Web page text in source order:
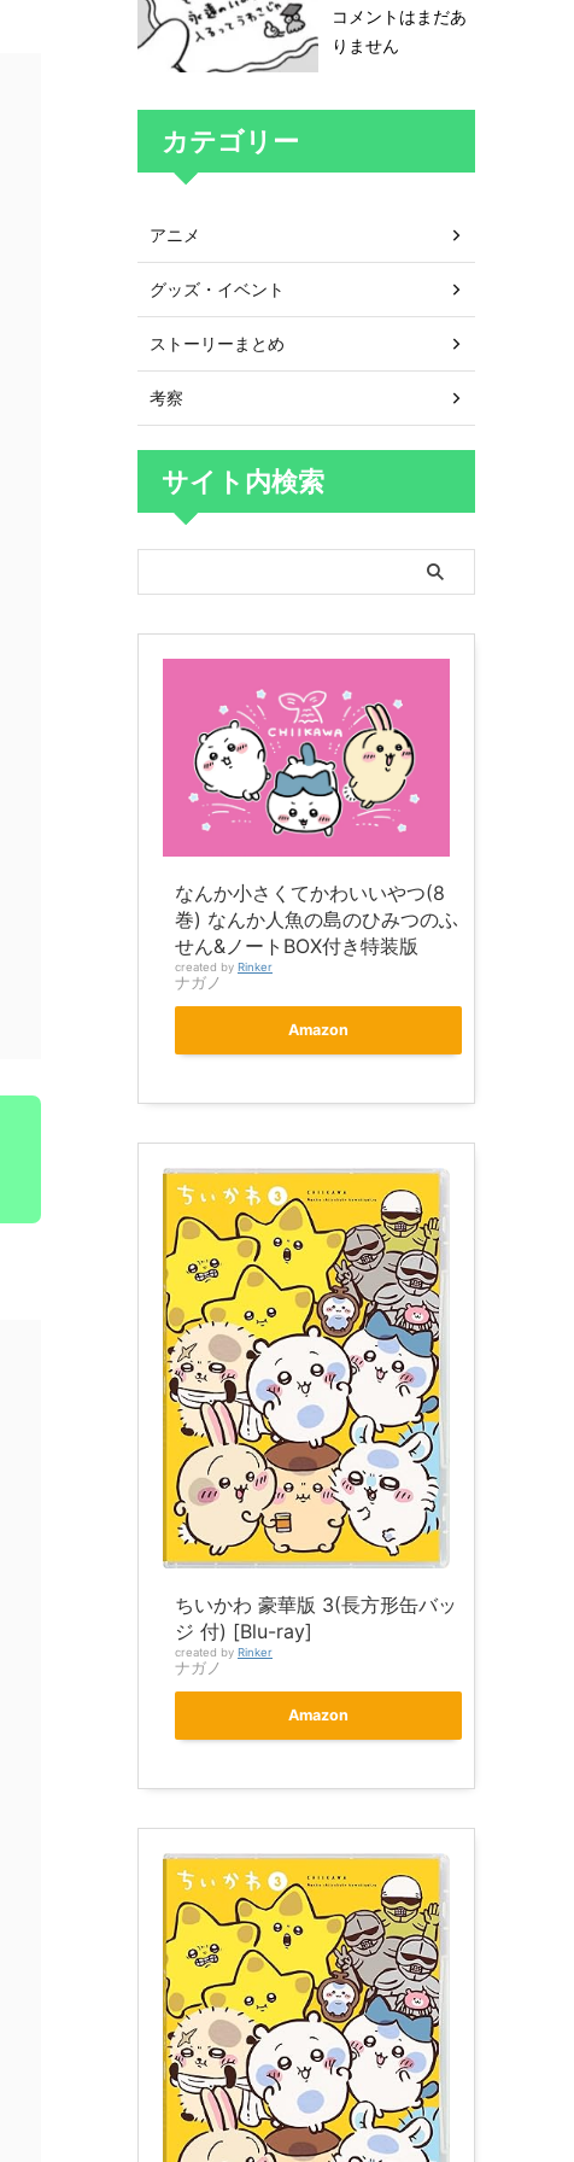
コメントはまだあ
りません
カテゴリー
アニメ
グッズ・イベント
ストーリーまとめ
考察
サイト内検索
なんか小さくてかわいいやつ(8
巻) なんか人魚の島のひみつのふ
せん&ノートBOX付き特装版
created by Rinker
ナガノ
Amazon
ちいかわ 豪華版 3(長方形缶バッ
ジ 付) [Blu-ray]
created by Rinker
ナガノ
Amazon